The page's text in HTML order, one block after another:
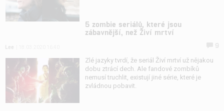
5 zombie seriálů, které jsou
zábavnější, než Živí mrtví
Zlé jazyky tvrdí, že seriál Živí mrtví už nějakou
dobu ztrácí dech. Ale fandové zombíků
nemusí truchlit, existují jiné série, které je
zvládnou pobavit.